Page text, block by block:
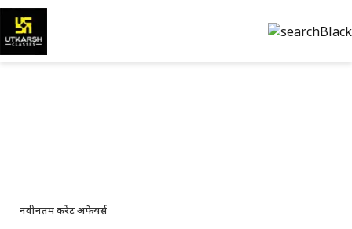
नवीनतम करेंट अफेयर्स